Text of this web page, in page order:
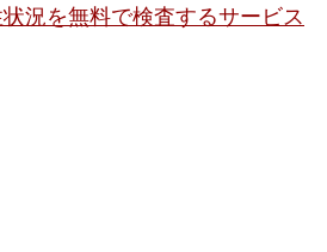
況を無料で検査するサービス